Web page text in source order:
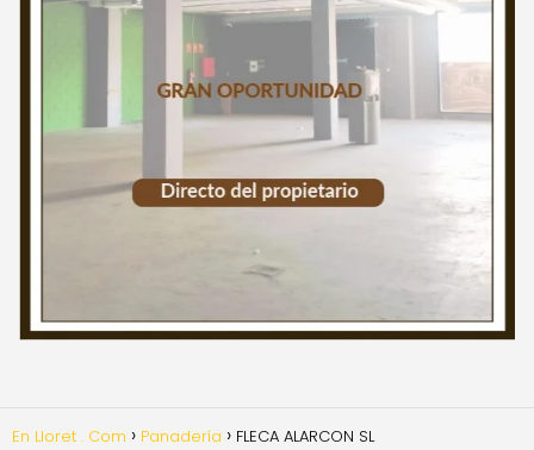
En Lloret . Com Panadería FLECA ALARCON SL